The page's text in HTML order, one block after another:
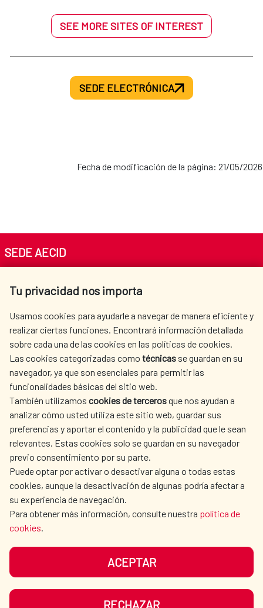
SEE MORE SITES OF INTEREST
SEDE ELECTRÓNICA
Fecha de modificación de la página: 21/05/2026
Tu privacidad nos importa
Usamos cookies para ayudarle a navegar de manera eficiente y
realizar ciertas funciones. Encontrará información detallada
sobre cada una de las cookies en las políticas de cookies.
Las cookies categorizadas como técnicas se guardan en su
navegador, ya que son esenciales para permitir las
funcionalidades básicas del sitio web.
También utilizamos cookies de tercerosque nos ayudan a
analizar cómo usted utiliza este sitio web, guardar sus
preferencias y aportar el contenido y la publicidad que le sean
relevantes. Estas cookies solo se guardan en su navegador
previo consentimiento por su parte.
Puede optar por activar o desactivar alguna o todas estas
cookies, aunque la desactivación de algunas podría afectar a
su experiencia de navegación.
Para obtener más información, consulte nuestra política de
cookies.
ACEPTAR
RECHAZAR
SEDE AECID
Tel. +34 900 20 30 54​​​​​​​
AECID
WHERE DO WE COOPERATE?
SPANISH HUMANITARIAN
ACTION
PRESS ROOM
CULTURE AND SCIENCE LIBRARY
OUR SOCIAL MEDIA
DATA PROTECTION